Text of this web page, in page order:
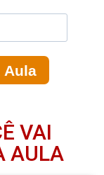
Aula
VAI
AULA